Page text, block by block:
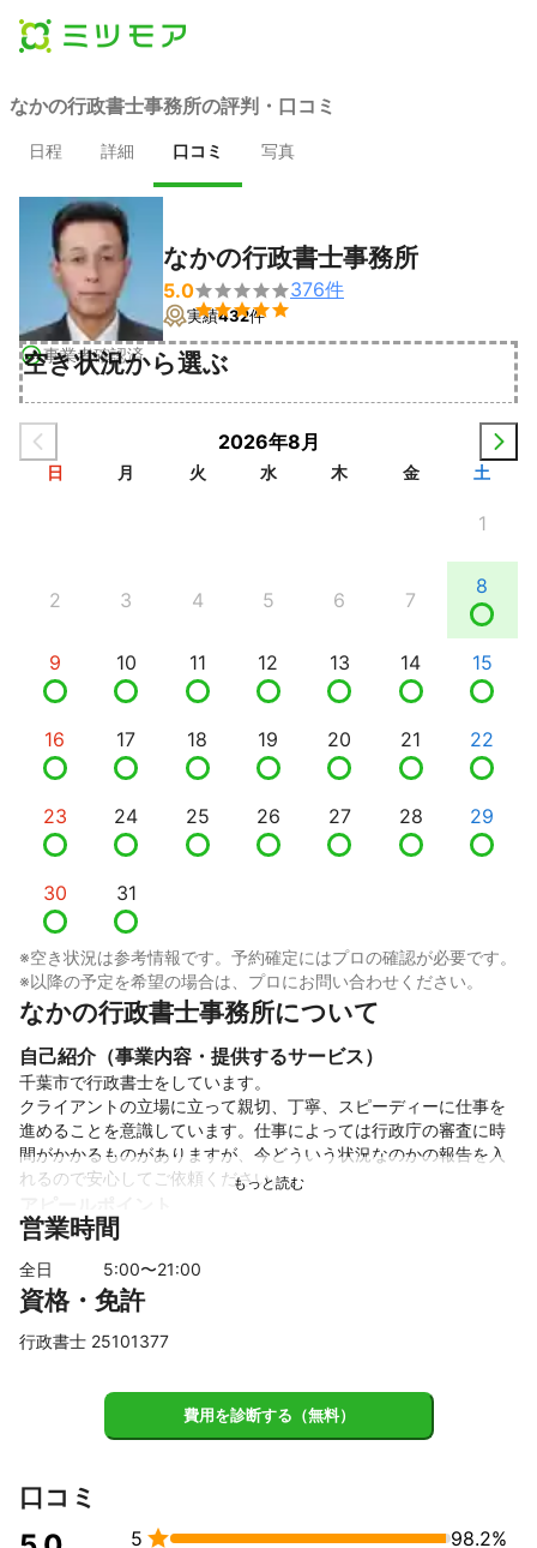
なかの行政書士事務所の評判・口コミ
日程 詳細 口コミ 写真
事業者確認済
なかの行政書士事務所
5.0

376件
実績432件
空き状況から選ぶ
2026年8月
日 月 火 水 木 金 土
1
2 3 4 5 6 7
8
9 10 11 12 13 14 15
16 17 18 19 20 21 22
23 24 25 26 27 28 29
30 31
※空き状況は参考情報です。予約確定にはプロの確認が必要です。
※以降の予定を希望の場合は、プロにお問い合わせください。
なかの行政書士事務所について
自己紹介（事業内容・提供するサービス）
千葉市で行政書士をしています。
クライアントの立場に立って親切、丁寧、スピーディーに仕事を
進めることを意識しています。仕事によっては行政庁の審査に時
間がかかるものがありますが、今どういう状況なのかの報告を入
れるので安心してご依頼ください。
企業法務に従事していましたので、遺言書、離婚協議書や内容証
宅建、管理業務主任者、賃貸不動産経営管理士、ファイナンシャ
ルプランニング２級などいろんな資格を持っていますので、色ん
営業時間
全日 5:00〜21:00
資格・免許
行政書士 25101377
費用を診断する（無料）
口コミ
5 
98.2%